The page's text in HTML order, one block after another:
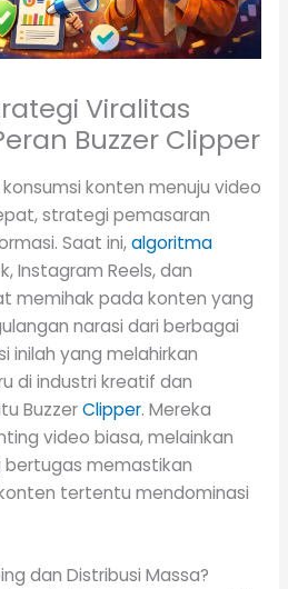
Viralitas
Buzzer Clipper
konten menuju video
strategi pemasaran
Saat ini,algoritma
Instagram Reels, dan
memihak pada konten yang
narasi dari berbagai
inilah yang melahirkan
di industri kreatif dan
BuzzerClipper. Mereka
video biasa, melainkan
bertugas memastikan
tertentu mendominasi
dan Distribusi Massa?